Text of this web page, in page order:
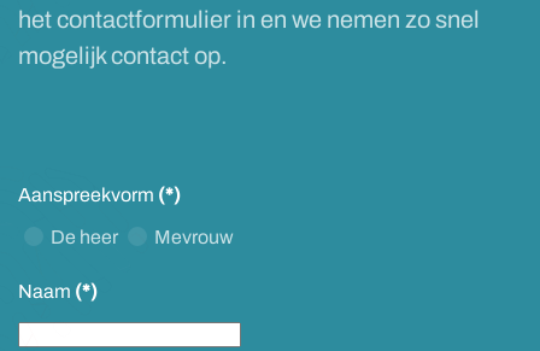
het contactformulier in en we nemen zo snel
mogelijk contact op.
Aanspreekvorm (*)
De heer Mevrouw
Naam (*)